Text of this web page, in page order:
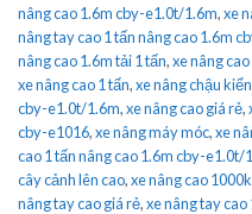
nâng cao 1.6m cby-e1.0t/1.6m,xe
nâng tay cao 1 tấn nâng cao 1.6m
nâng cao 1.6m tải 1 tấn,xe nâng
xe nâng cao 1 tấn,xe nâng chậu
cby-e1.0t/1.6m,xe nâng cao giá rẻ,
cby-e1016,xe nâng máy móc,xe
cao 1 tấn nâng cao 1.6m cby-e1.0t/
cây cảnh lên cao,xe nâng cao
nâng tay cao giá rẻ,xe nâng tay